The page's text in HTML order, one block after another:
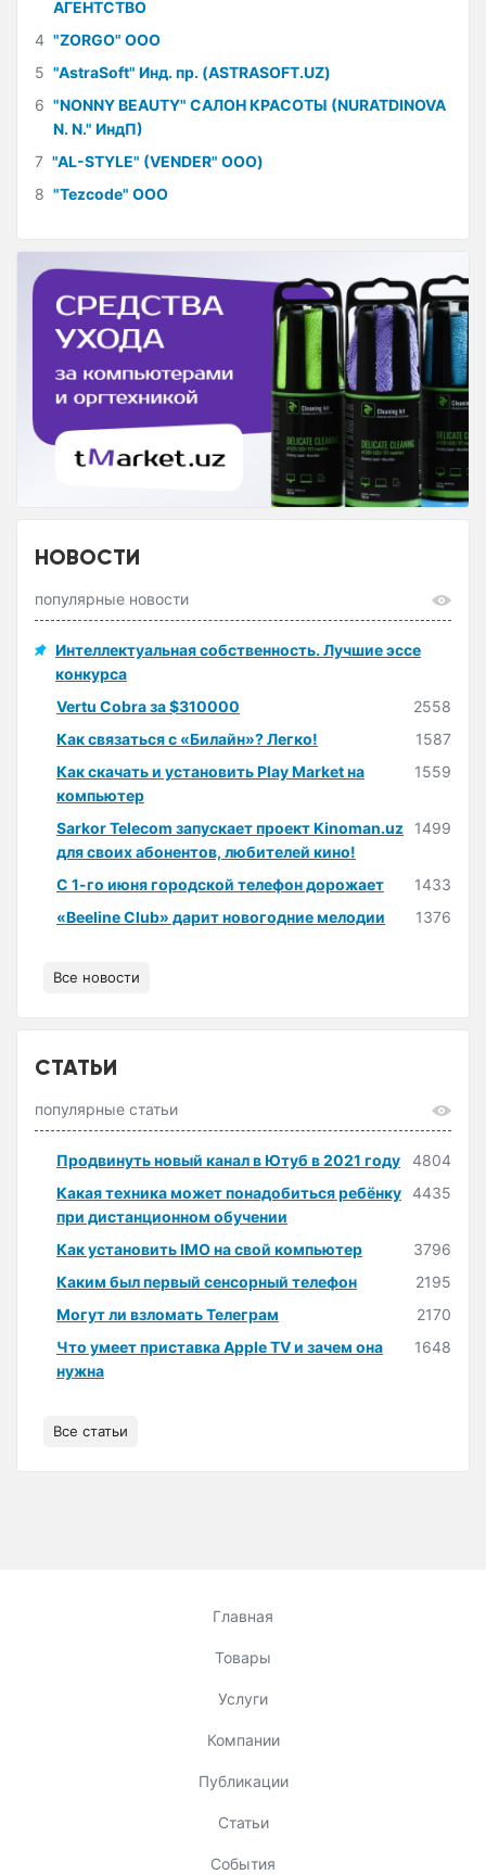
АГЕНТСТВО
4 "ZORGO" ООО
5 "AstraSoft" Инд. пр. (ASTRASOFT.UZ)
6 "NONNY BEAUTY" САЛОН КРАСОТЫ (NURATDINOVA
N. N." ИндП)
7 "AL-STYLE" (VENDER" ООО)
8 "Tezcode" ООО
НОВОСТИ
популярные новости
Интеллектуальная собственность. Лучшие эссе
конкурса
Vertu Cobra за $310000
2558
Как связаться с «Билайн»? Легко!
1587
Как скачать и установить Play Market на
компьютер
1559
Sarkor Telecom запускает проект Kinoman.uz
для своих абонентов, любителей кино!
1499
С 1-го июня городской телефон дорожает
1433
«Beeline Club» дарит новогодние мелодии
1376
Все новости
СТАТЬИ
популярные статьи
Продвинуть новый канал в Ютуб в 2021 году
4804
Какая техника может понадобиться ребёнку
при дистанционном обучении
4435
Как установить IMO на свой компьютер
3796
Каким был первый сенсорный телефон
2195
Могут ли взломать Телеграм
2170
Что умеет приставка Apple TV и зачем она
нужна
1648
Все статьи
Главная
Товары
Услуги
Компании
Публикации
Статьи
События